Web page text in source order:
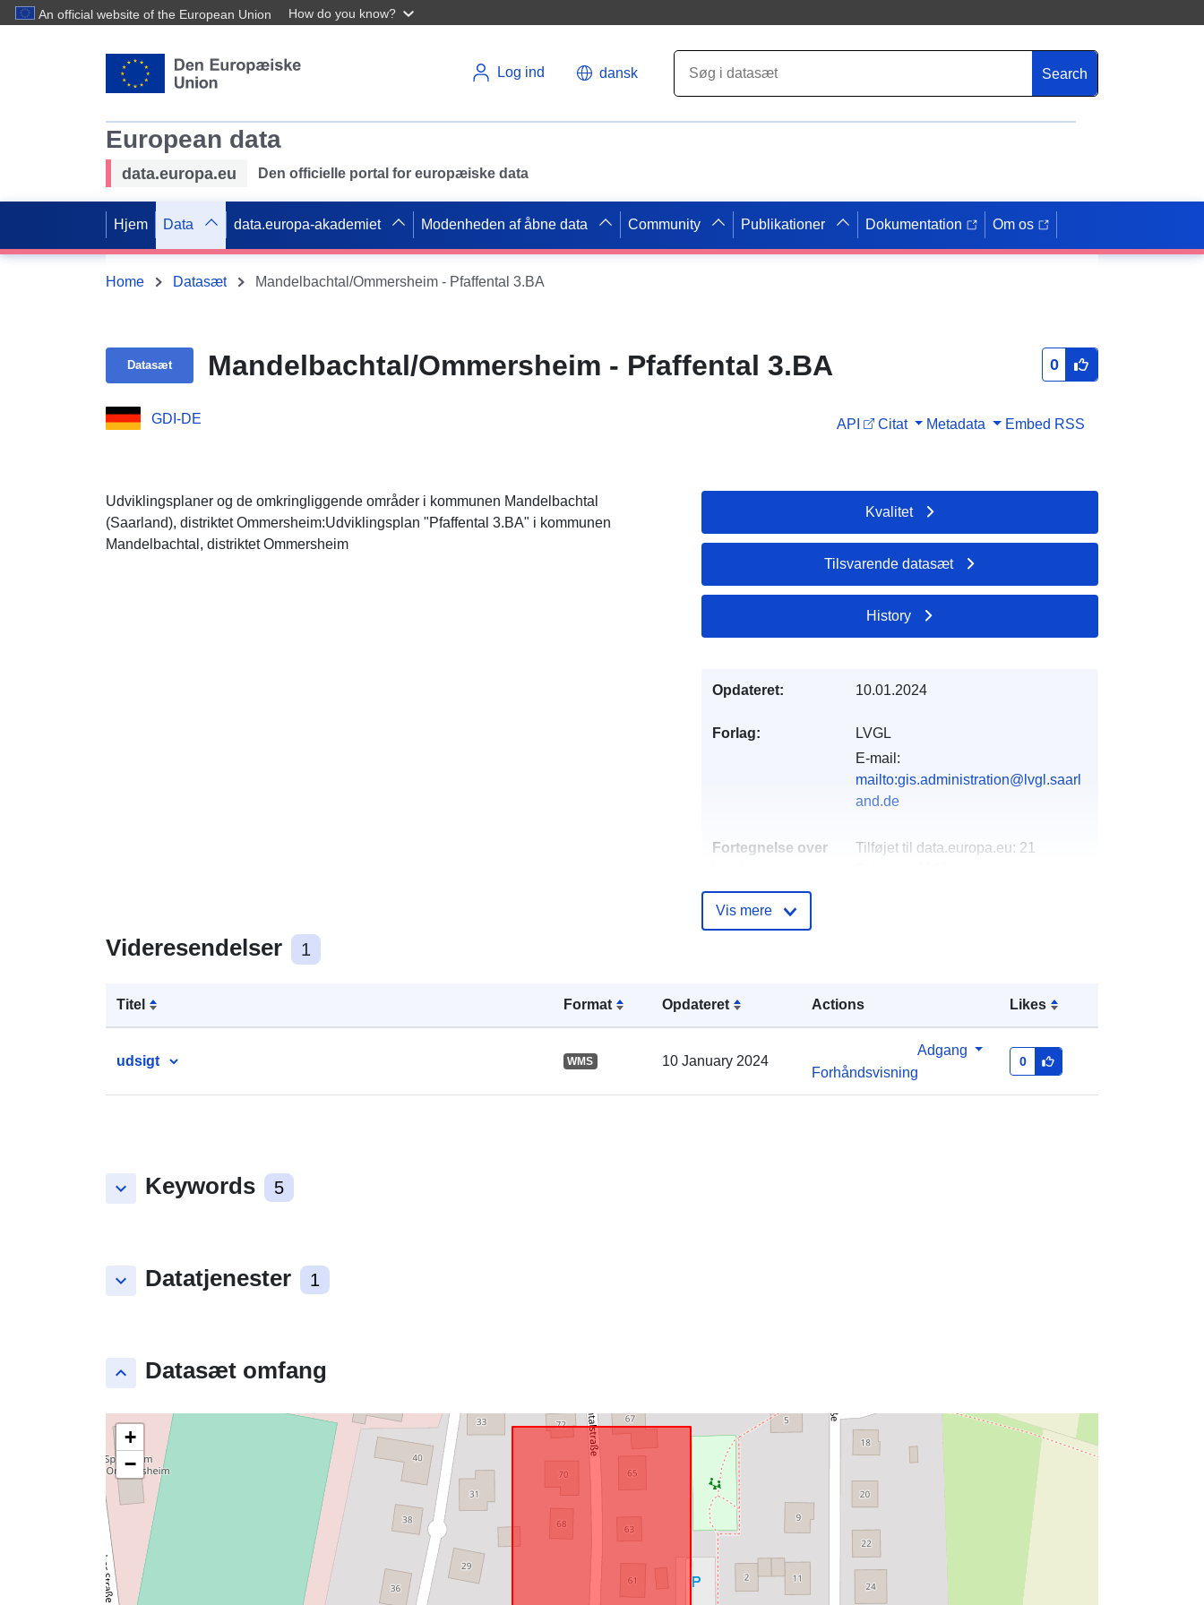
An official website of the European Union How do you know?
Log ind dansk Search
European data
data.europa.eu Den officielle portal for europæiske data
Hjem Data data.europa-akademiet Modenheden af åbne data Community Publikationer Dokumentation Om os
Home Datasæt Mandelbachtal/Ommersheim - Pfaffental 3.BA
Datasæt Mandelbachtal/Ommersheim - Pfaffental 3.BA 0
GDI-DE API Citat Metadata Embed RSS
Udviklingsplaner og de omkringliggende områder i kommunen Mandelbachtal
(Saarland), distriktet Ommersheim:Udviklingsplan "Pfaffental 3.BA" i kommunen
Mandelbachtal, distriktet Ommersheim
Videresendelser 1
Titel Format Opdateret Actions Likes
udsigt WMS 10 January 2024
Adgang
Forhåndsvisning
0
keyboard_arrow_down Keywords 5
keyboard_arrow_down Datatjenester 1
keyboard_arrow_up Datasæt omfang
+
−
Kvalitet
Tilsvarende datasæt
History
Opdateret: 10.01.2024
Forlag:
LVGL
E-mail:
mailto:gis.administration@lvgl.saarl
and.de
Fortegnelse over
Tilføjet til data.europa.eu: 21
49.2256 ], [ 7.15947, 49.2256 ], [
7.15947, 49.2269 ] ]
Polygon
uriRef:
http://data.europa.eu/88u/dataset/5a
Vis mere